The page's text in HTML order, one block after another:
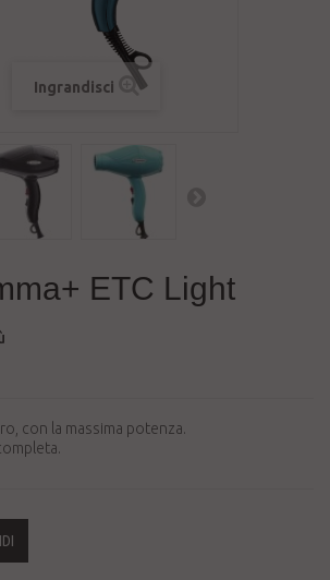
Ingrandisci
ETC Light
con la massima potenza.